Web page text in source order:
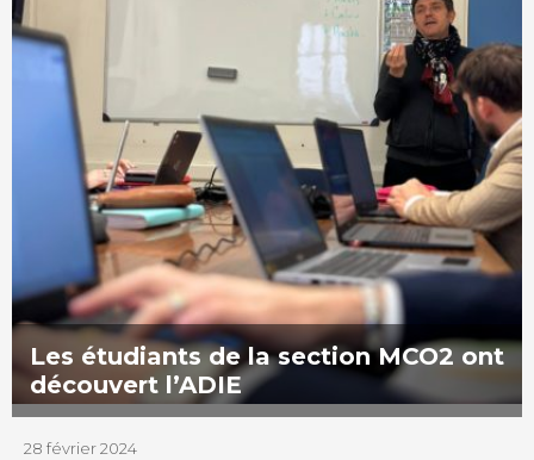
Les étudiants de la section MCO2 ont
découvert l’ADIE
28 février 2024